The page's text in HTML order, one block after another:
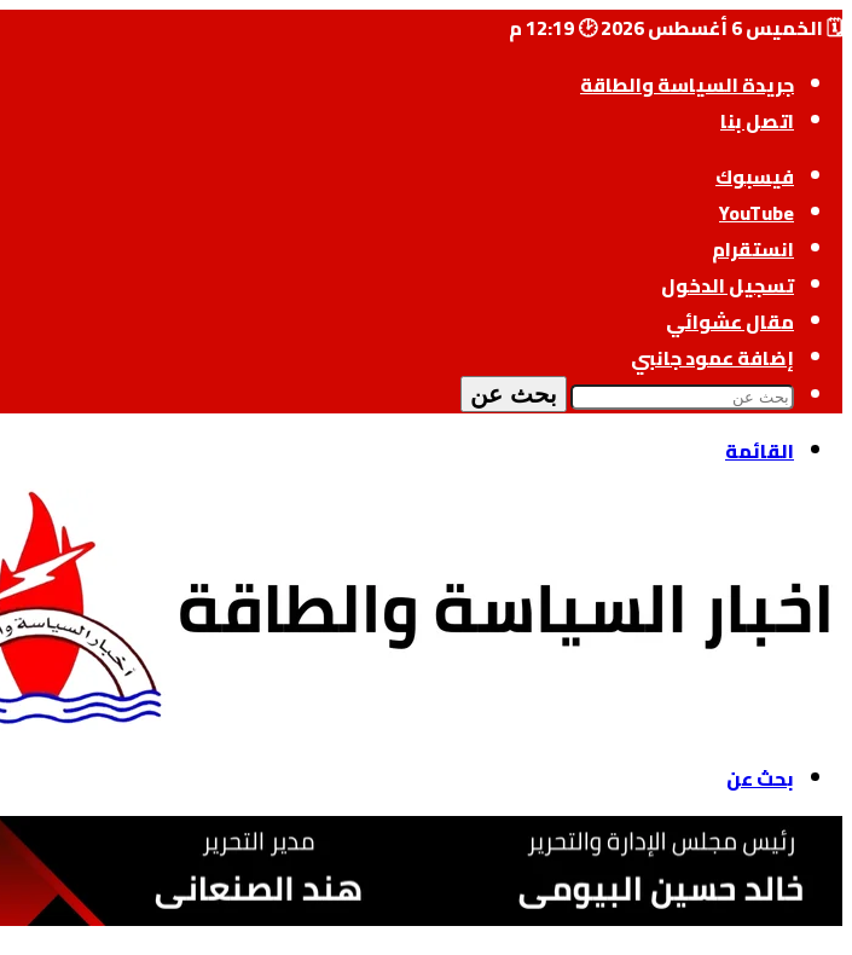
🗓️ الخميس 6 أغسطس 2026 🕑 12:19 م
جريدة السياسة والطاقة
اتصل بنا
فيسبوك
‫YouTube
انستقرام
تسجيل الدخول
مقال عشوائي
إضافة عمود جانبي
بحث عن
القائمة
بحث عن